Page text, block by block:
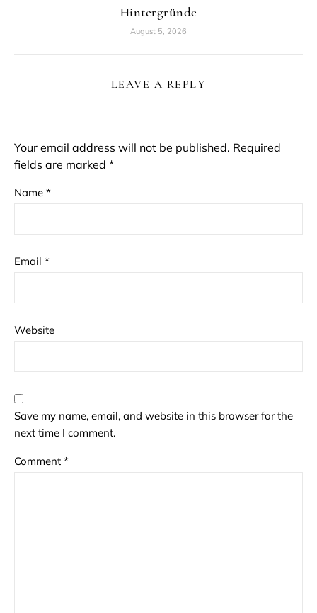
Hintergründe
August 5, 2026
LEAVE A REPLY
Your email address will not be published. Required
fields are marked *
Name *
Email *
Website
Save my name, email, and website in this browser for the
next time I comment.
Comment *